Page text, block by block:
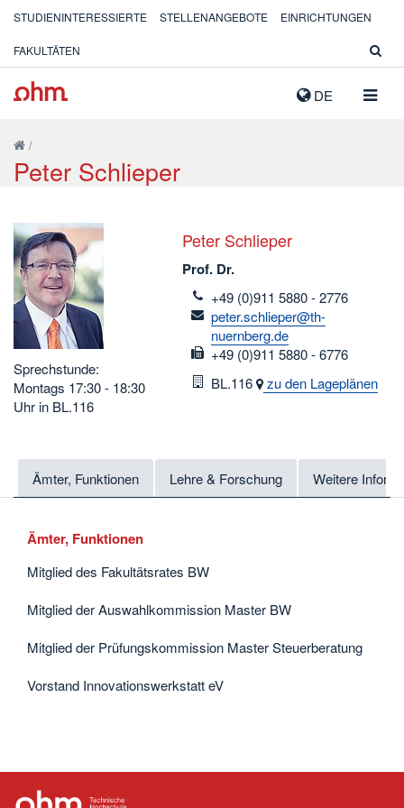
DE
STUDIENINTERESSIERTE STELLENANGEBOTE EINRICHTUNGEN
FAKULTÄTEN
/
Peter Schlieper
Sprechstunde:
Montags 17:30 - 18:30
Uhr in BL.116
Peter Schlieper
Prof. Dr.
telefon
+49 (0)911 5880 - 2776
email
peter.schlieper@th-
nuernberg.de
fax
+49 (0)911 5880 - 6776
Raum
BL.116 zu den Lageplänen
Ämter, Funktionen Lehre & Forschung Weitere
Ämter, Funktionen
Mitglied des Fakultätsrates BW
Mitglied der Auswahlkommission Master BW
Mitglied der Prüfungskommission Master Steuerberatung
Vorstand Innovationswerkstatt eV